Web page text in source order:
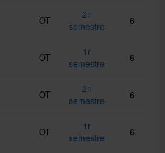
OT
2n
semestre
6
OT
1r
semestre
6
OT
2n
semestre
6
OT
1r
semestre
6